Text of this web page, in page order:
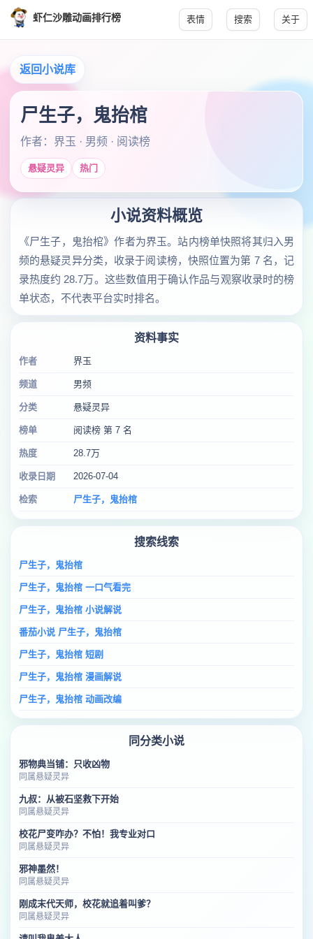
虾仁沙雕动画排行榜 表情 搜索 关于
返回小说库
尸生子，鬼抬棺
作者：界玉 · 男频 · 阅读榜
悬疑灵异 热门
小说资料概览
《尸生子，鬼抬棺》作者为界玉。站内榜单快照将其归入男
频的悬疑灵异分类，收录于阅读榜，快照位置为第 7 名，记
录热度约 28.7万。这些数值用于确认作品与观察收录时的榜
单状态，不代表平台实时排名。
资料事实
作者 界玉
频道 男频
分类 悬疑灵异
榜单 阅读榜 第 7 名
热度 28.7万
收录日期 2026-07-04
检索 尸生子，鬼抬棺
搜索线索
尸生子，鬼抬棺
尸生子，鬼抬棺 一口气看完
尸生子，鬼抬棺 小说解说
番茄小说 尸生子，鬼抬棺
尸生子，鬼抬棺 短剧
尸生子，鬼抬棺 漫画解说
尸生子，鬼抬棺 动画改编
同分类小说
邪物典当铺：只收凶物
同属悬疑灵异
九叔：从被石坚救下开始
同属悬疑灵异
校花尸变咋办？不怕！我专业对口
同属悬疑灵异
邪神墨然！
同属悬疑灵异
刚成末代天师，校花就追着叫爹？
同属悬疑灵异